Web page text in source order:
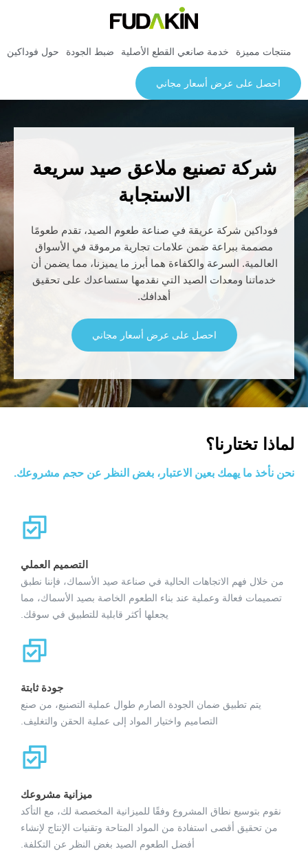
منتجات مميزة خدمة صانعي القطع الأصلية ضبط الجودة حول فوداكين
احصل على عرض أسعار مجاني
شركة تصنيع ملاعق صيد سريعة
الاستجابة
فوداكين شركة عريقة في صناعة طعوم الصيد، تقدم طعومًا
مصممة ببراعة ضمن علامات تجارية مرموقة في الأسواق
العالمية. السرعة والكفاءة هما أبرز ما يميزنا، مما يضمن أن
خدماتنا ومعدات الصيد التي نقدمها ستساعدك على تحقيق
أهدافك.
احصل على عرض أسعار مجاني
لماذا تختارنا؟
نحن نأخذ ما يهمك بعين الاعتبار، بغض النظر عن حجم مشروعك.
التصميم العملي
من خلال فهم الاتجاهات الحالية في صناعة صيد الأسماك، فإننا نطبق
تصميمات فعالة وعملية عند بناء الطعوم الخاصة بصيد الأسماك، مما
يجعلها أكثر قابلية للتطبيق في سوقك.
جودة ثابتة
يتم تطبيق ضمان الجودة الصارم طوال عملية التصنيع، من صنع
التصاميم واختيار المواد إلى عملية الحقن والتغليف.
ميزانية مشروعك
نقوم بتوسيع نطاق المشروع وفقًا للميزانية المخصصة لك، مع التأكد
من تحقيق أقصى استفادة من المواد المتاحة وتقنيات الإنتاج لإنشاء
أفضل الطعوم الصيد بغض النظر عن التكلفة.